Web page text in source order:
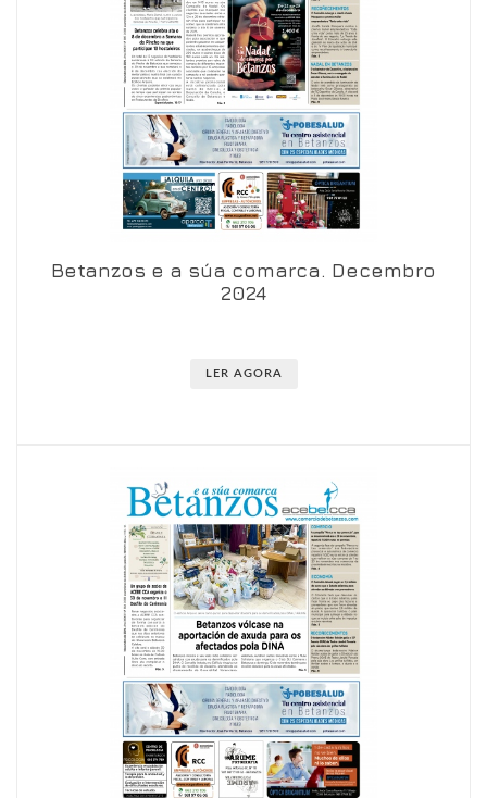
Ver en visor Ver en detalle
Betanzos e a súa comarca. Decembro
2024
LER AGORA